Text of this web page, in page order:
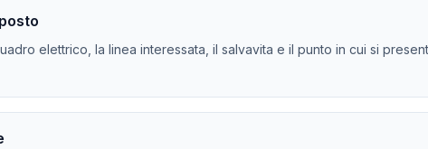
elettrico, la linea interessata, il salvavita e il punto in cui si